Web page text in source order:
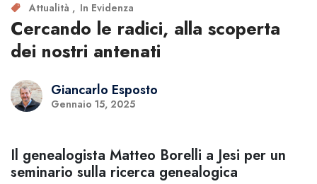
Attualità In Evidenza
Cercando le radici, alla scoperta
dei nostri antenati
Giancarlo Esposto
Gennaio 15, 2025
Il genealogista Matteo Borelli a Jesi per un
seminario sulla ricerca genealogica